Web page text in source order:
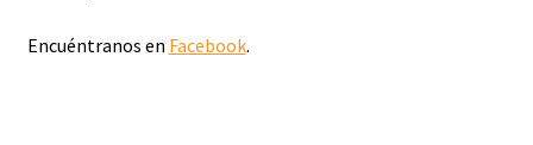
Encuéntranos en Facebook.